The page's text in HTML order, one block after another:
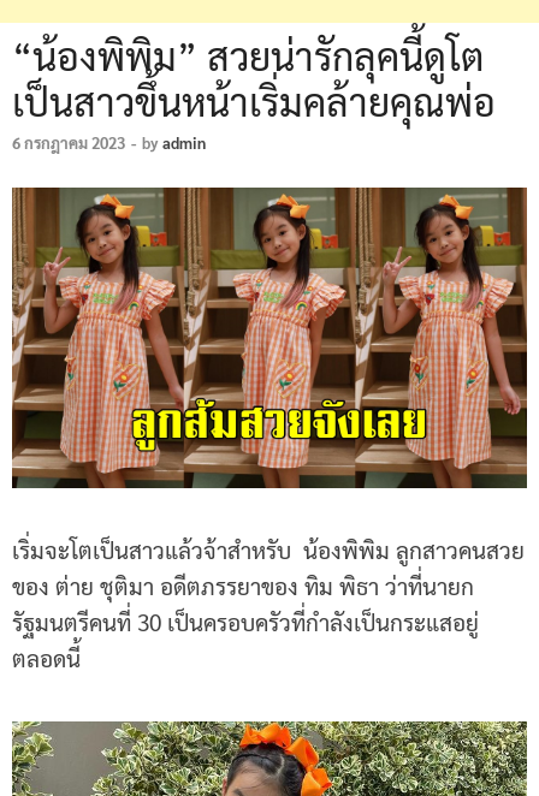
“น้องพิพิม” สวยน่ารักลุคนี้ดูโต
เป็นสาวขึ้นหน้าเริ่มคล้ายคุณพ่อ
6 กรกฎาคม 2023 - byadmin
เริ่มจะโตเป็นสาวแล้วจ้าสำหรับ น้องพิพิม ลูกสาวคนสวย
ของ ต่าย ชุติมา อดีตภรรยาของ ทิม พิธา ว่าที่นายก
รัฐมนตรีคนที่ 30 เป็นครอบครัวที่กำลังเป็นกระแสอยู่
ตลอดนี้